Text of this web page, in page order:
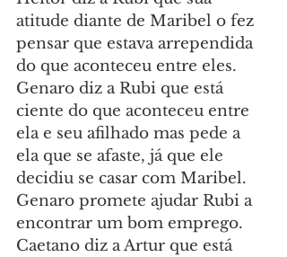
atitude diante de Maribel o fez
pensar que estava arrependida
do que aconteceu entre eles.
Genaro diz a Rubi que está
ciente do que aconteceu entre
ela e seu afilhado mas pede a
ela que se afaste, já que ele
decidiu se casar com Maribel.
Genaro promete ajudar Rubi a
encontrar um bom emprego.
Caetano diz a Artur que está